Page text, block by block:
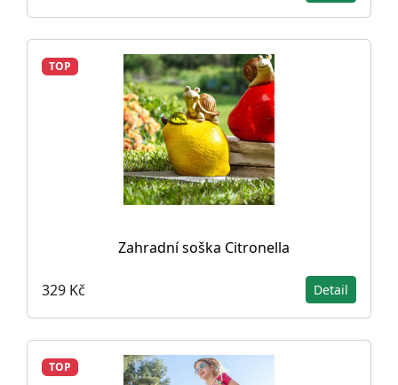
TOP
Zahradní soška Citronella
329 Kč Detail
TOP